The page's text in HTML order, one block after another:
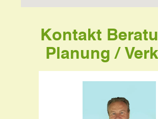
Kontakt
Planung /